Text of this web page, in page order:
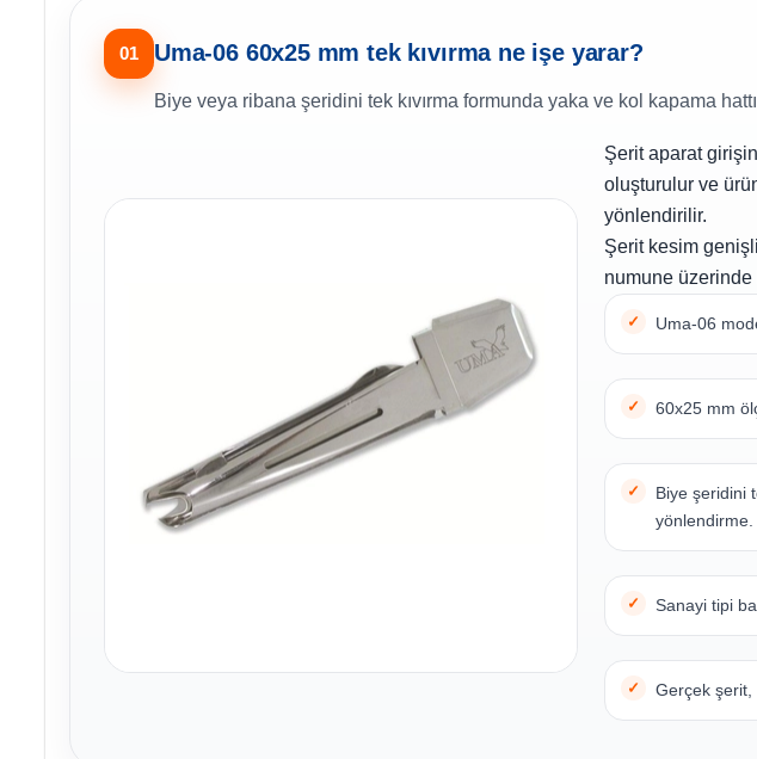
01 Uma-06 60x25 mm tek kıvırma ne işe yarar?
Biye veya ribana şeridini tek kıvırma formunda yaka ve kol kapama
Şerit aparat
oluşturulur ve
yönlendirilir.
Şerit kesim
numune üzerinde
Uma-06
60x25 mm
Biye şeridini
yönlendirme.
Sanayi tipi
Gerçek şerit,